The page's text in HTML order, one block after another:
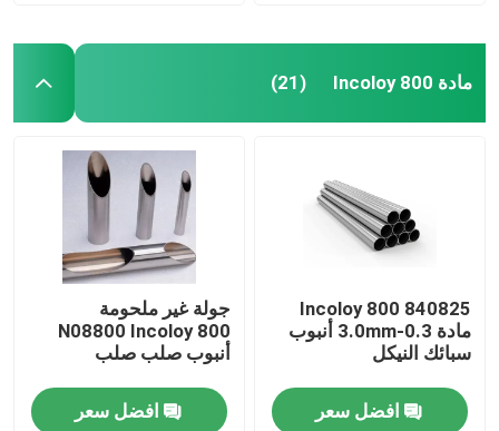
مادة Incoloy 800 (21)
840825 Incoloy 800
مادة 0.3-3.0mm أنبوب
سبائك النيكل
افضل سعر
جولة غير ملحومة
N08800 Incoloy 800
أنبوب صلب صلب
افضل سعر